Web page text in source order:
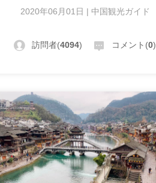
2020年06月01日 | 中国観光ガイド
訪問者(4094) コメント(0)